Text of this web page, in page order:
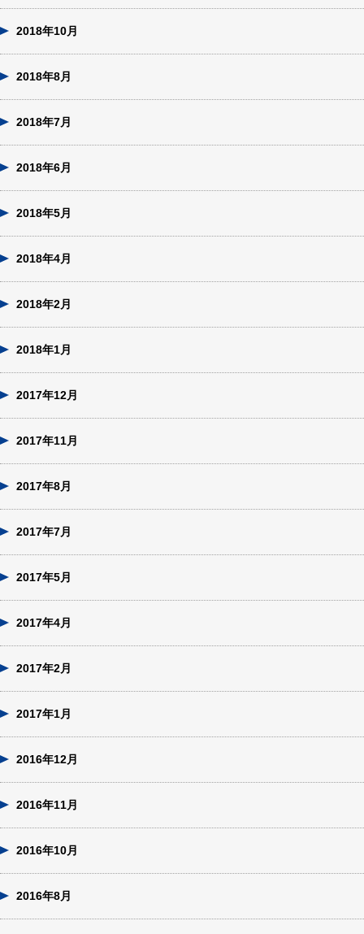
2018年10月
2018年8月
2018年7月
2018年6月
2018年5月
2018年4月
2018年2月
2018年1月
2017年12月
2017年11月
2017年8月
2017年7月
2017年5月
2017年4月
2017年2月
2017年1月
2016年12月
2016年11月
2016年10月
2016年8月